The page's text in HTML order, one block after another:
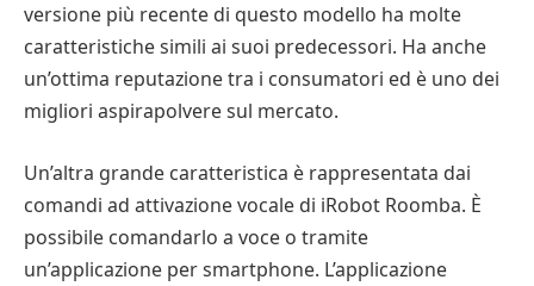
versione più recente di questo modello ha molte
caratteristiche simili ai suoi predecessori. Ha anche
un’ottima reputazione tra i consumatori ed è uno dei
migliori aspirapolvere sul mercato.
Un’altra grande caratteristica è rappresentata dai
comandi ad attivazione vocale di iRobot Roomba. È
possibile comandarlo a voce o tramite
un’applicazione per smartphone. L’applicazione